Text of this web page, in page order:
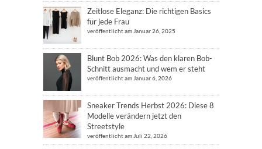
Zeitlose Eleganz: Die richtigen Basics
für jede Frau
veröffentlicht am Januar 26, 2025
Blunt Bob 2026: Was den klaren Bob-
Schnitt ausmacht und wem er steht
veröffentlicht am Januar 6, 2026
Sneaker Trends Herbst 2026: Diese 8
Modelle verändern jetzt den
Streetstyle
veröffentlicht am Juli 22, 2026